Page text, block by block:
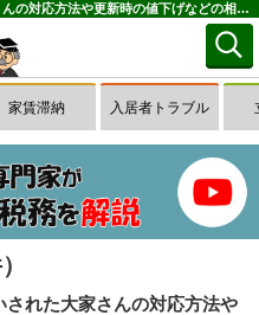
入居者から家賃の値下げをお願いされた大家さんの対応方法や更新時の値下げなどの相談・トラブル一覧(1～50件目)｜お悩み大家さん
家賃滞納 入居者トラブル
された大家さんの対応方法や